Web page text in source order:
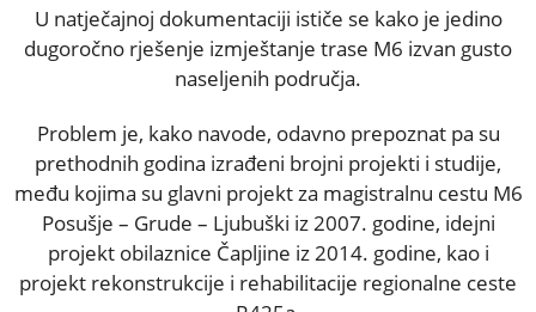
U natječajnoj dokumentaciji ističe se kako je jedino
dugoročno rješenje izmještanje trase M6 izvan gusto
naseljenih područja.
Problem je, kako navode, odavno prepoznat pa su
prethodnih godina izrađeni brojni projekti i studije,
među kojima su glavni projekt za magistralnu cestu M6
Posušje – Grude – Ljubuški iz 2007. godine, idejni
projekt obilaznice Čapljine iz 2014. godine, kao i
projekt rekonstrukcije i rehabilitacije regionalne ceste